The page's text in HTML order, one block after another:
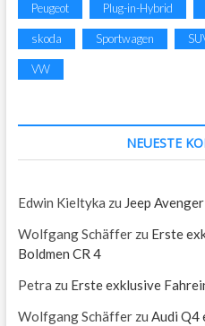
Peugeot Plug-in-Hybrid
skoda Sportwagen
VW
NEUESTE
Edwin Kieltyka zu Jeep Avenger
Wolfgang Schäfferzu Erste
Boldmen CR 4
Petra zu Erste exklusive
Wolfgang Schäfferzu Audi Q4